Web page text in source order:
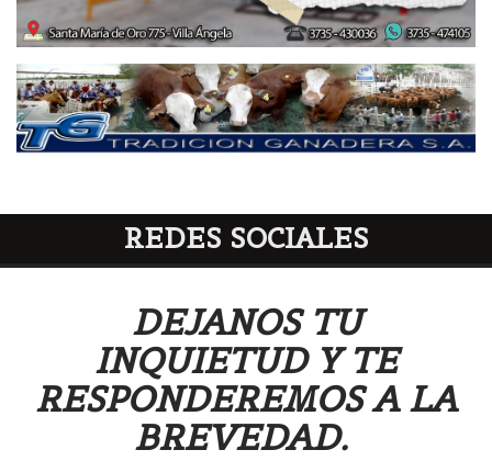
REDES SOCIALES
DEJANOS TU
INQUIETUD Y TE
RESPONDEREMOS A LA
BREVEDAD.